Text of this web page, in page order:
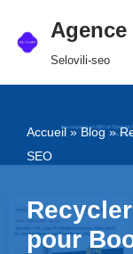
Aller
Agence
Selovili-seo
Accueil»Blog»
SEO
pour